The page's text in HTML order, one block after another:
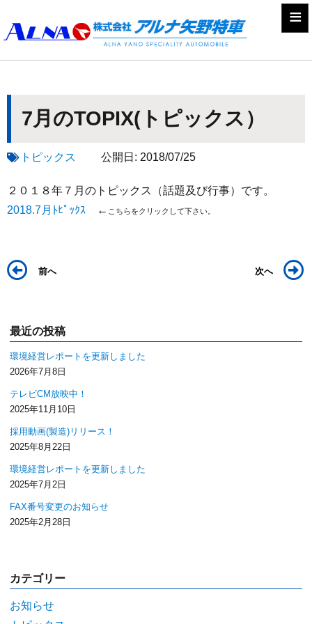
≡
7月のTOPIX(トピックス）
トピックス 公開日: 2018/07/25
２０１８年７月のトピックス（話題及び行事）です。
2018.7月ﾄﾋﾟｯｸｽ ← こちらをクリックして下さい。
前へ 次へ
最近の投稿
環境経営レポートを更新しました
2026年7月8日
テレビCM放映中！
2025年11月10日
採用動画(製造)リリース！
2025年8月22日
環境経営レポートを更新しました
2025年7月2日
FAX番号変更のお知らせ
2025年2月28日
カテゴリー
お知らせ